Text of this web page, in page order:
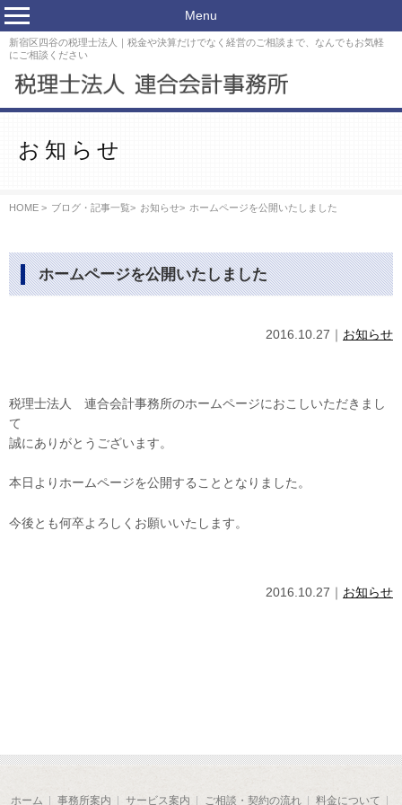
新宿区四谷の税理士法人｜税金や決算だけでなく経営のご相談まで、なんでもお気軽
にご相談ください
Menu
お知らせ
HOME > ブログ・記事一覧> お知らせ> ホームページを公開いたしました
ホームページを公開いたしました
2016.10.27｜ お知らせ
税理士法人 連合会計事務所のホームページにおこしいただきまし
て
誠にありがとうございます。
本日よりホームページを公開することとなりました。
今後とも何卒よろしくお願いいたします。
2016.10.27｜ お知らせ
ホーム 事務所案内 サービス案内 ご相談・契約の流れ 料金について